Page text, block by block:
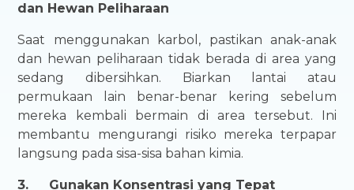
dan Hewan Peliharaan
Saat menggunakan karbol, pastikan anak-anak
dan hewan peliharaan tidak berada di area yang
sedang dibersihkan. Biarkan lantai atau
permukaan lain benar-benar kering sebelum
mereka kembali bermain di area tersebut. Ini
membantu mengurangi risiko mereka terpapar
langsung pada sisa-sisa bahan kimia.
3. Gunakan Konsentrasi yang Tepat